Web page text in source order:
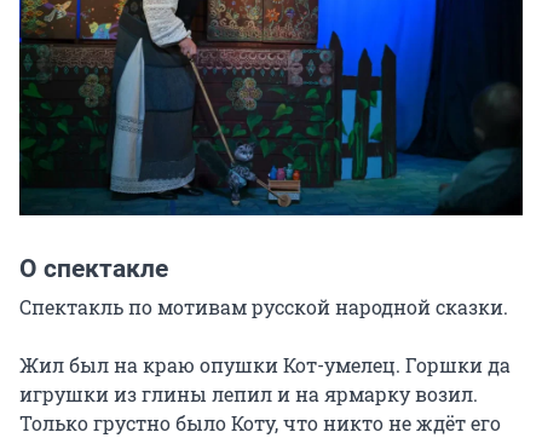
О спектакле
Спектакль по мотивам русской народной сказки.
Жил был на краю опушки Кот-умелец. Горшки да
игрушки из глины лепил и на ярмарку возил.
Только грустно было Коту, что никто не ждёт его